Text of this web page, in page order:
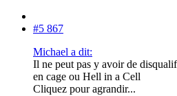
#5 867
Michael a dit:
Il ne peut pas y avoir de
en cage ou Hell in a Cell
Cliquez pour agrandir...